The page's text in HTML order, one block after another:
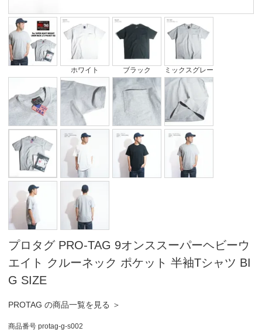
ホワイト ブラック ミックスグレー
プロタグ PRO-TAG 9オンススーパーヘビーウ
エイト クルーネック ポケット 半袖Tシャツ BI
G SIZE
PROTAG の商品一覧を見る ＞
商品番号 protag-g-s002